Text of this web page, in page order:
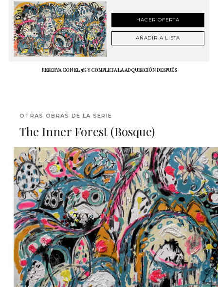
HACER OFERTA
AÑADIR A LISTA
RESERVA CON EL 5% Y COMPLETA LA ADQUISICIÓN DESPUÉS
OTRAS OBRAS DE LA SERIE
The Inner Forest (Bosque)